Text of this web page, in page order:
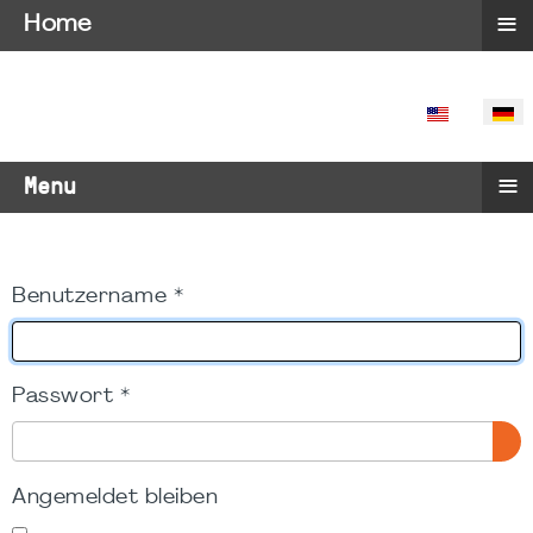
SPRACHE
Menu ≡
Benutzername *
Passwort *
Angemeldet bleiben
Home ≡